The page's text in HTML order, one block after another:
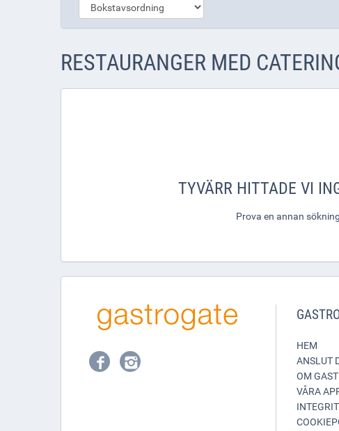
RESTAURANGER MED
TYVÄRR HITTADE VI
Prova en annan
HEM
ANSLUT
OM
VÅRA